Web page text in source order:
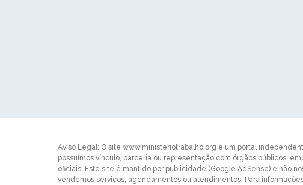
Aviso Legal: O site www.ministeriotrabalho.org é um portal
possuímos vínculo, parceria ou representação com órgãos públicos,
oficiais. Este site é mantido por publicidade (Google AdSense) e não
vendemos serviços, agendamentos ou atendimentos. Para